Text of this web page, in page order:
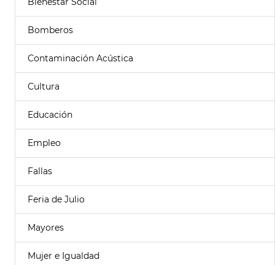
Bomberos
Contaminación Acústica
Cultura
Educación
Empleo
Fallas
Feria de Julio
Mayores
Mujer e Igualdad